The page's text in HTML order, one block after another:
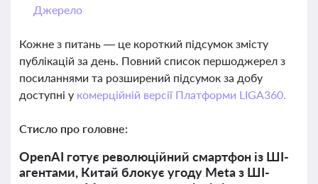
Джерело
Кожне з питань — це короткий підсумок змісту
публікацій за день. Повний список першоджерел з
посиланнями та розширений підсумок за добу
доступні у комерційній версії Платформи LIGA360.
Стисло про головне:
OpenAI готує революційний смартфон із ШІ-
агентами, Китай блокує угоду Meta з ШІ-